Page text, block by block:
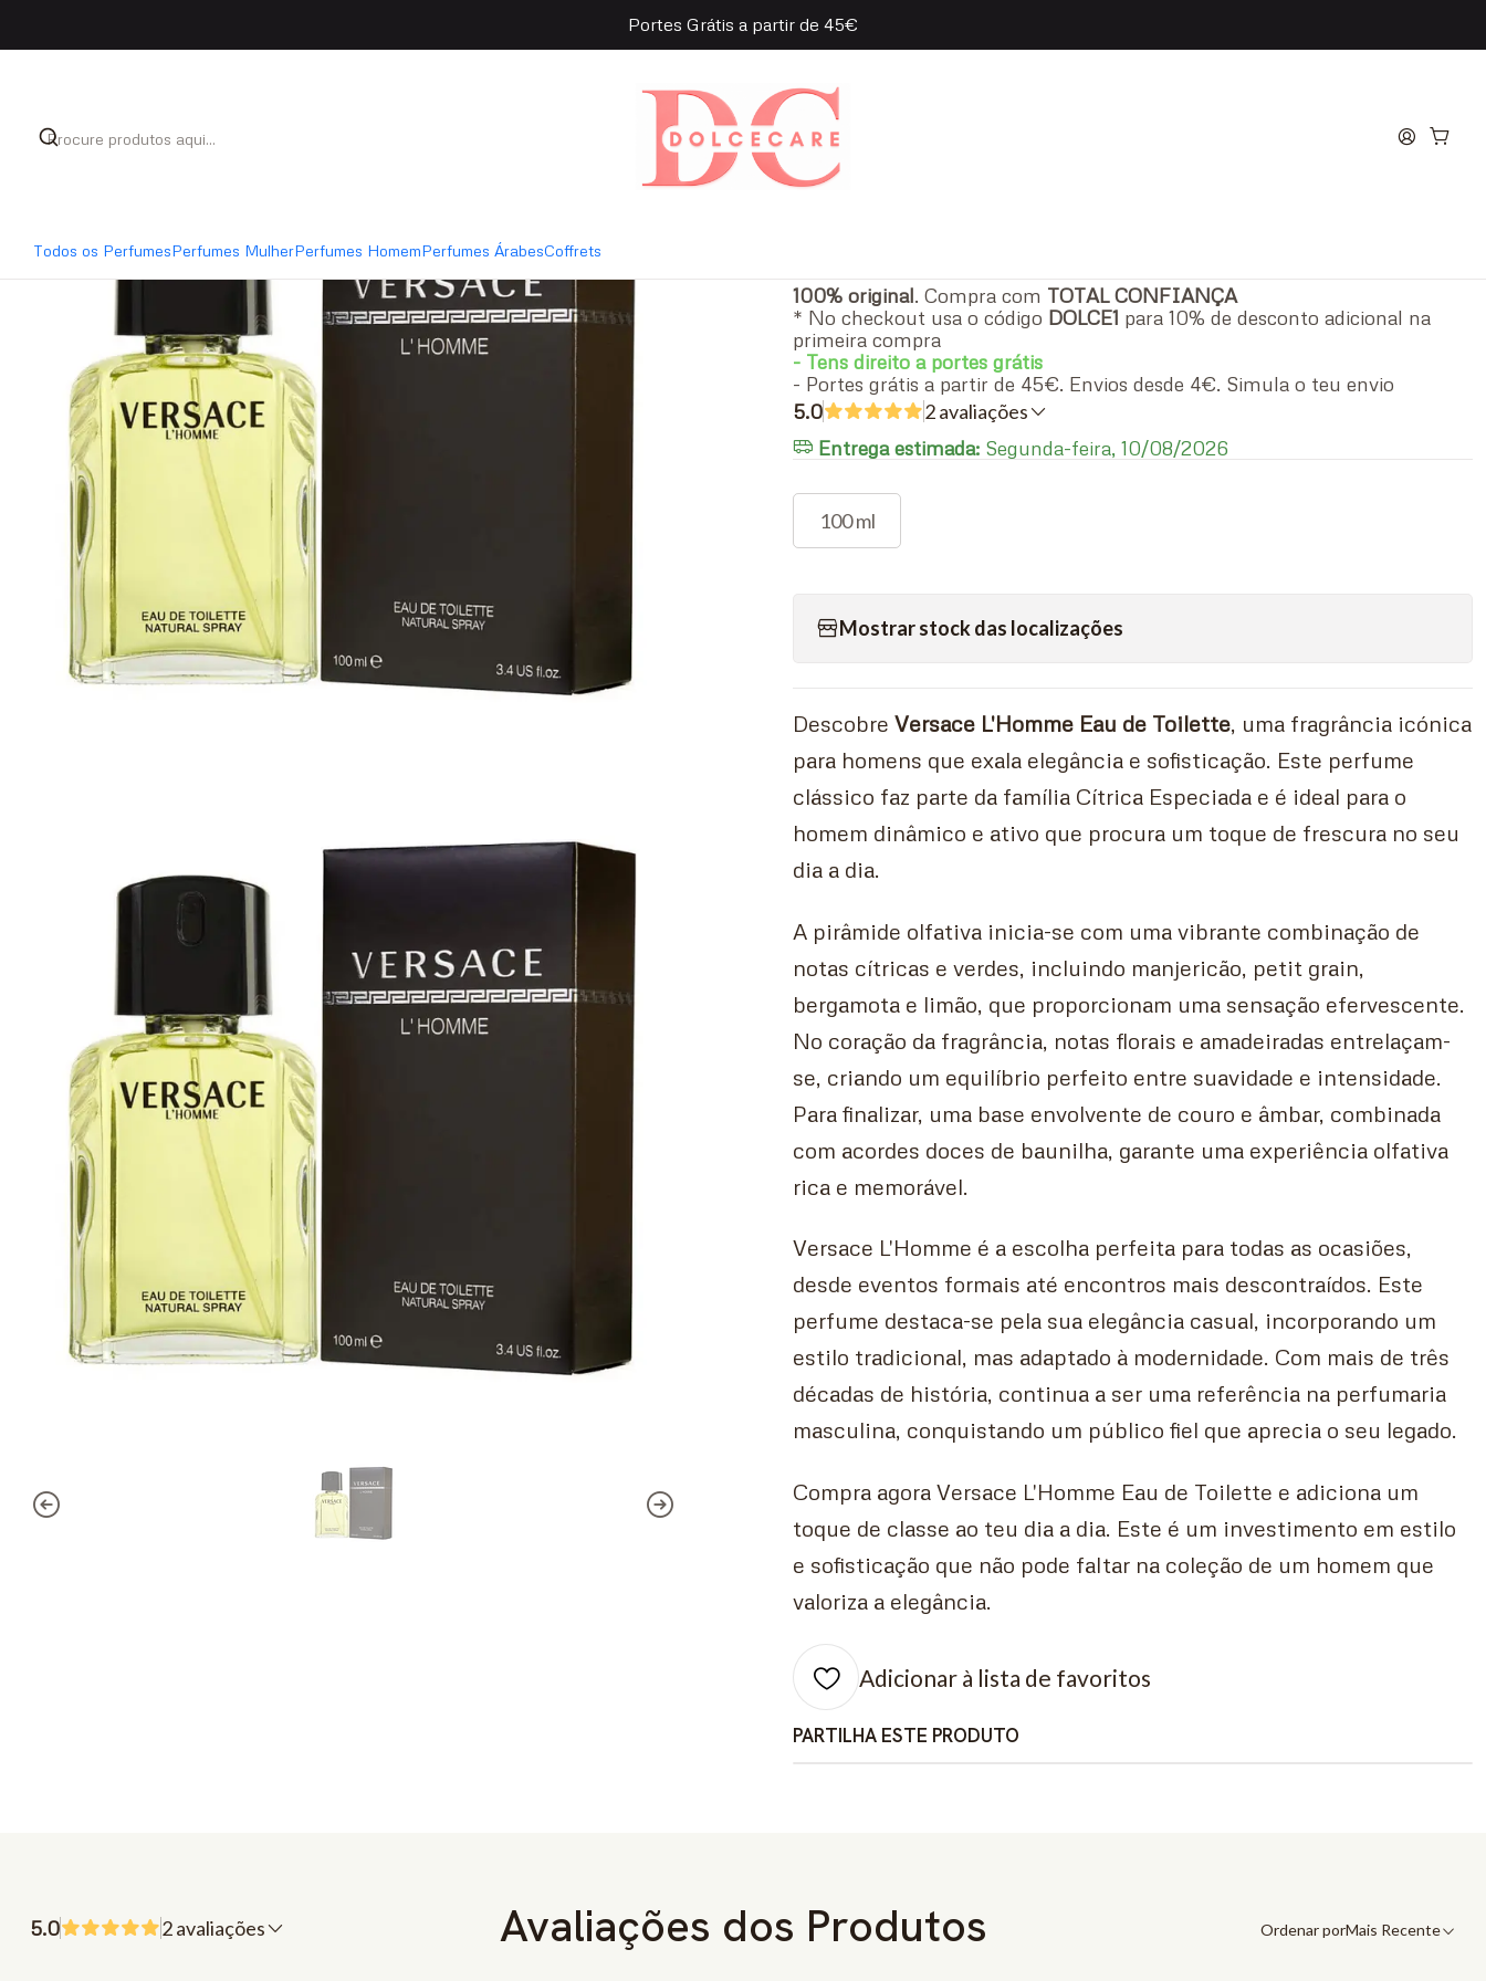
Todos os PerfumesPerfumes MulherPerfumes HomemPerfumes ÁrabesCoffrets
Portes Grátis a partir de 45€
Versace L'Homme Eau de Toilette
Versace L'Homme Eau de Toilette
- 100 ml
100% original. Compra com TOTAL CONFIANÇA
* No checkout usa o código DOLCE1 para 10% de desconto adicional na
primeira compra
- Tens direito a portes grátis
- Portes grátis a partir de 45€. Envios desde 4€. Simula o teu envio
5.0
2 avaliações
Entrega estimada: Segunda-feira, 10/08/2026
100 ml
Mostrar stock das localizações
Descobre Versace L'Homme Eau de Toilette, uma fragrância icónica
para homens que exala elegância e sofisticação. Este perfume
clássico faz parte da família Cítrica Especiada e é ideal para o
homem dinâmico e ativo que procura um toque de frescura no seu
dia a dia.
A pirâmide olfativa inicia-se com uma vibrante combinação de
notas cítricas e verdes, incluindo manjericão, petit grain,
bergamota e limão, que proporcionam uma sensação efervescente.
No coração da fragrância, notas florais e amadeiradas entrelaçam-
se, criando um equilíbrio perfeito entre suavidade e intensidade.
Para finalizar, uma base envolvente de couro e âmbar, combinada
com acordes doces de baunilha, garante uma experiência olfativa
rica e memorável.
Versace L'Homme é a escolha perfeita para todas as ocasiões,
desde eventos formais até encontros mais descontraídos. Este
perfume destaca-se pela sua elegância casual, incorporando um
estilo tradicional, mas adaptado à modernidade. Com mais de três
décadas de história, continua a ser uma referência na perfumaria
masculina, conquistando um público fiel que aprecia o seu legado.
Compra agora Versace L'Homme Eau de Toilette e adiciona um
toque de classe ao teu dia a dia. Este é um investimento em estilo
e sofisticação que não pode faltar na coleção de um homem que
valoriza a elegância.
Adicionar à lista de favoritos
PARTILHA ESTE PRODUTO
Avaliações dos Produtos
5.0 2 avaliações Ordenar porMais Recente